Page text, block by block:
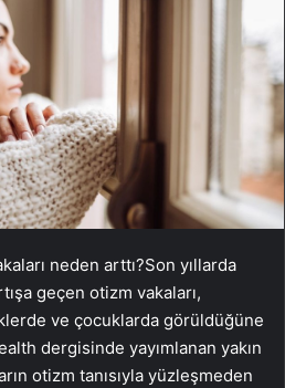
neden arttı?Son yıllarda
geçen otizm vakaları,
ve çocuklarda görüldüğüne
dergisinde yayımlanan yakın
otizm tanısıyla yüzleşmeden